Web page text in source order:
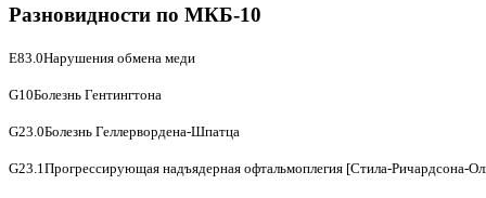
Разновидности по МКБ-10
E83.0Нарушения обмена меди
G10Болезнь Гентингтона
G23.0Болезнь Геллервордена-Шпатца
G23.1Прогрессирующая надъядерная офтальмоплегия [Стила-Ричардсона-